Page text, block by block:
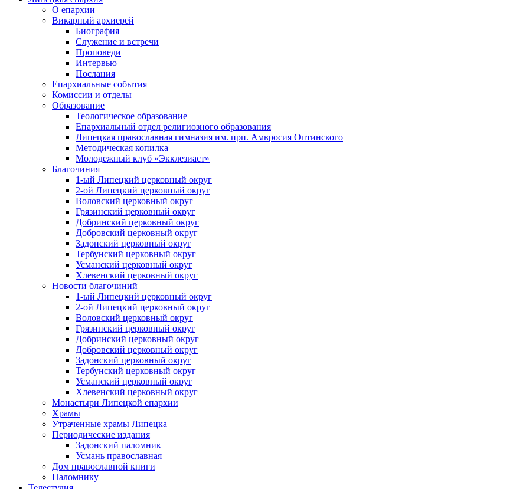
О епархии
Викарный архиерей
Биография
Служение и встречи
Проповеди
Интервью
Послания
Епархиальные события
Комиссии и отделы
Образование
Теологическое образование
Епархиальный отдел религиозного образования
Липецкая православная гимназия им. прп. Амвросия Оптинского
Методическая копилка
Молодежный клуб «Экклезиаст»
Благочиния
1-ый Липецкий церковный округ
2-ой Липецкий церковный округ
Воловский церковный округ
Грязинский церковный округ
Добринский церковный округ
Добровский церковный округ
Задонский церковный округ
Тербунский церковный округ
Усманский церковный округ
Хлевенский церковный округ
Новости благочиний
1-ый Липецкий церковный округ
2-ой Липецкий церковный округ
Воловский церковный округ
Грязинский церковный округ
Добринский церковный округ
Добровский церковный округ
Задонский церковный округ
Тербунский церковный округ
Усманский церковный округ
Хлевенский церковный округ
Монастыри Липецкой епархии
Храмы
Утраченные храмы Липецка
Периодические издания
Задонский паломник
Усмань православная
Дом православной книги
Паломнику